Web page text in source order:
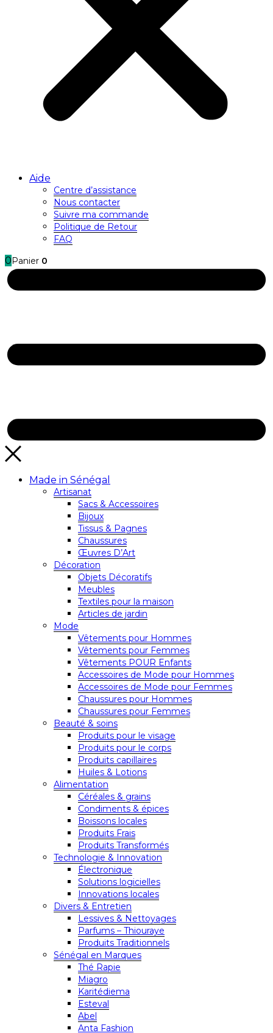
Aide
Centre d’assistance
Nous contacter
Suivre ma commande
Politique de Retour
FAQ
0 Panier 0
Made in Sénégal
Artisanat
Sacs & Accessoires
Bijoux
Tissus & Pagnes
Chaussures
Œuvres D’Art
Décoration
Objets Décoratifs
Meubles
Textiles pour la maison
Articles de jardin
Mode
Vêtements pour Hommes
Vêtements pour Femmes
Vêtements POUR Enfants
Accessoires de Mode pour Hommes
Accessoires de Mode pour Femmes
Chaussures pour Hommes
Chaussures pour Femmes
Beauté & soins
Produits pour le visage
Produits pour le corps
Produits capillaires
Huiles & Lotions
Alimentation
Céréales & grains
Condiments & épices
Boissons locales
Produits Frais
Produits Transformés
Technologie & Innovation
Électronique
Solutions logicielles
Innovations locales
Divers & Entretien
Lessives & Nettoyages
Parfums – Thiouraye
Produits Traditionnels
Sénégal en Marques
Thé Rapie
Miagro
Karitédiema
Esteval
Abel
Anta Fashion